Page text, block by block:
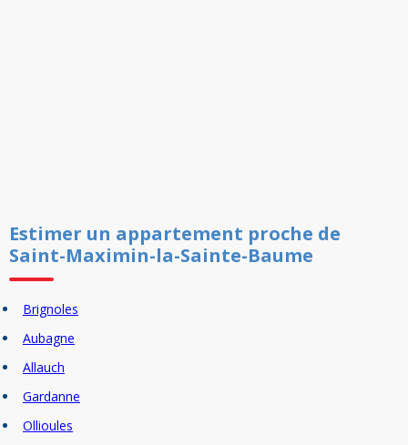
Estimer un appartement proche de
Saint-Maximin-la-Sainte-Baume
Brignoles
Aubagne
Allauch
Gardanne
Ollioules